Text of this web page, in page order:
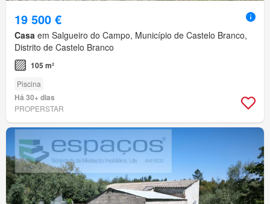
19 500 €
Casa em Salgueiro do Campo, Município de Castelo Branco,
Distrito de Castelo Branco
105 m²
Piscina
Há 30+ dias
PROPERSTAR